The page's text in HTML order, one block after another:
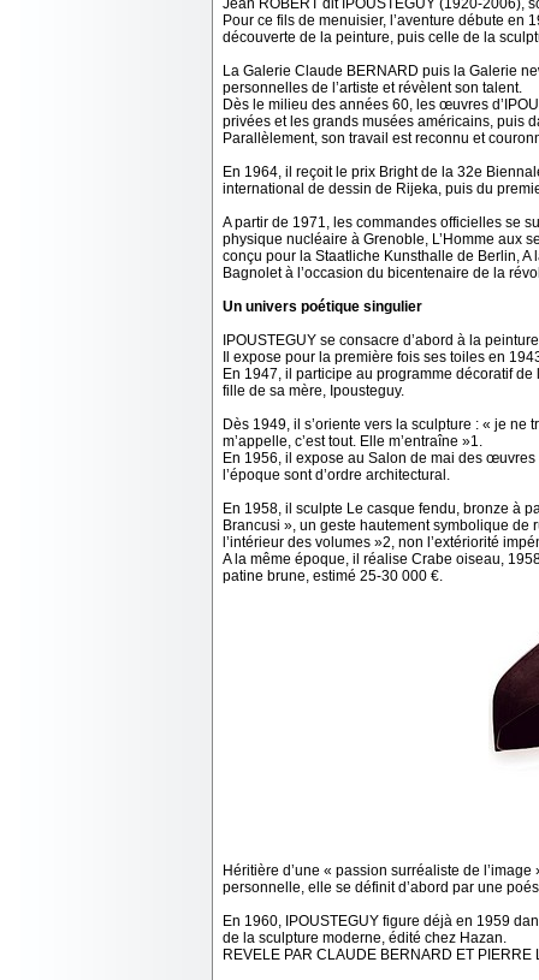
Jean ROBERT dit IPOUSTEGUY (1920-2006),
Pour ce fils de menuisier, l’aventure débute
découverte de la peinture, puis celle de la
La Galerie Claude BERNARD puis la Galerie
personnelles de l’artiste et révèlent son talent.
Dès le milieu des années 60, les œuvres
privées et les grands musées américains, puis
Parallèlement, son travail est reconnu et
En 1964, il reçoit le prix Bright de la 32e
international de dessin de Rijeka, puis du
A partir de 1971, les commandes officielles se
physique nucléaire à Grenoble, L’Homme aux
conçu pour la Staatliche Kunsthalle de Berlin,
Bagnolet à l’occasion du bicentenaire de la
Un univers poétique singulier
IPOUSTEGUY se consacre d’abord à la
Il expose pour la première fois ses toiles en
En 1947, il participe au programme décoratif
fille de sa mère, Ipousteguy.
Dès 1949, il s’oriente vers la sculpture : « je
m’appelle, c’est tout. Elle m’entraîne »1.
En 1956, il expose au Salon de mai des
l’époque sont d’ordre architectural.
En 1958, il sculpte Le casque fendu, bronze à
Brancusi », un geste hautement symbolique de
l’intérieur des volumes »2, non l’extériorité
A la même époque, il réalise Crabe oiseau,
patine brune, estimé 25-30 000 €.
Héritière d’une « passion surréaliste de
personnelle, elle se définit d’abord par une
En 1960, IPOUSTEGUY figure déjà en 1959
de la sculpture moderne, édité chez Hazan.
REVELE PAR CLAUDE BERNARD ET PIERRE